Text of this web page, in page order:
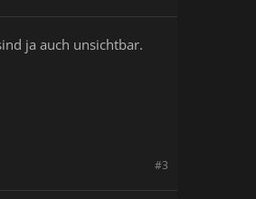
ja auch unsichtbar.
#3